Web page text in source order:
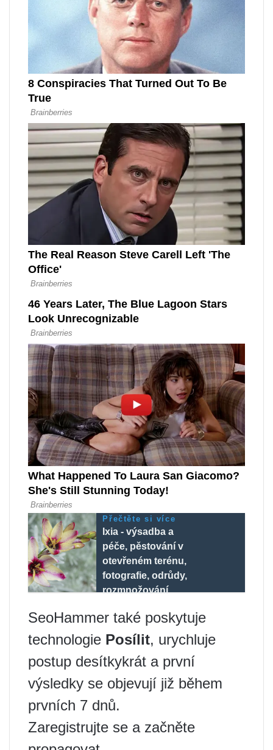
Přečtěte si více
Ixia - výsadba a
péče, pěstování v
otevřeném terénu,
fotografie, odrůdy,
rozmnožování
SeoHammer také poskytuje
technologie Posílit, urychluje
postup desítkykrát a první
výsledky se objevují již během
prvních 7 dnů.
Zaregistrujte se a začněte